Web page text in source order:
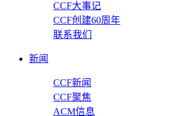
CCF大事记
CCF创建60周年
联系我们
新闻
CCF新闻
CCF聚焦
ACM信息